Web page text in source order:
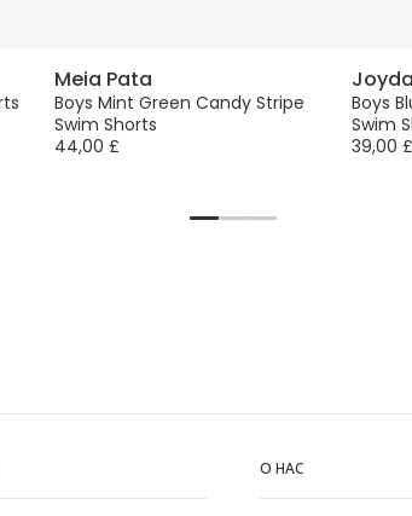
Meia Pata
Boys Mint Green Candy Stripe
Swim Shorts
44,00 £
Boys
Swim
39,00 £
О НАС